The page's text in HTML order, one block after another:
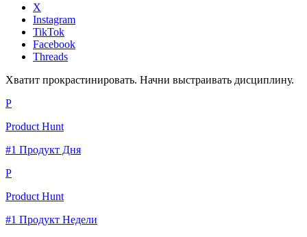
X
Instagram
TikTok
Facebook
Threads
Хватит прокрастинировать. Начни выстраивать дисциплину.
P
Product Hunt
#1 Продукт Дня
P
Product Hunt
#1 Продукт Недели